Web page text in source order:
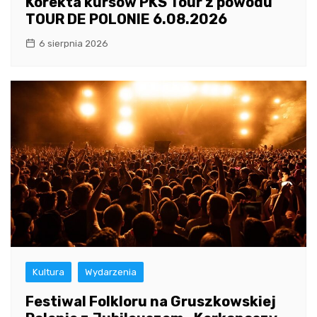
TOUR DE POLONIE 6.08.2026
6 sierpnia 2026
Kultura Wydarzenia
Festiwal Folkloru na Gruszkowskiej